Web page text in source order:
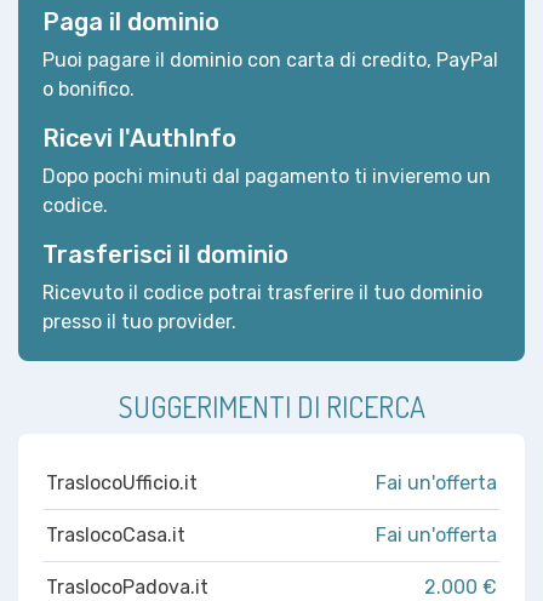
Paga il dominio
Puoi pagare il dominio con carta di credito, PayPal
o bonifico.
Ricevi l'AuthInfo
Dopo pochi minuti dal pagamento ti invieremo un
codice.
Trasferisci il dominio
Ricevuto il codice potrai trasferire il tuo dominio
presso il tuo provider.
SUGGERIMENTI DI RICERCA
TraslocoUfficio.it Fai un'offerta
TraslocoCasa.it Fai un'offerta
TraslocoPadova.it 2.000 €